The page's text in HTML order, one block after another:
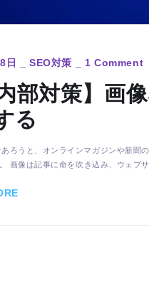
日 _SEO対策 1 Comment
内部対策】画
る
ろうと、オンラインマガジンや新聞
画像は記事に命を吹き込み、ウェブ